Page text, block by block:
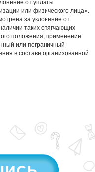
от уплаты
или физического лица».
за уклонение от
таких отягчающих
положения, применение
или пограничный
в составе организованной